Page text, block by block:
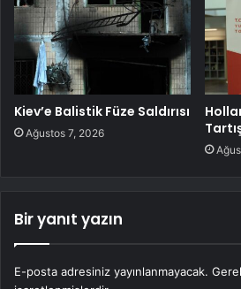
Kiev’e Balistik Füze Saldırısı
Ağustos 7, 2026
Bir yanıt yazın
E-posta adresiniz yayınlanmayacak.